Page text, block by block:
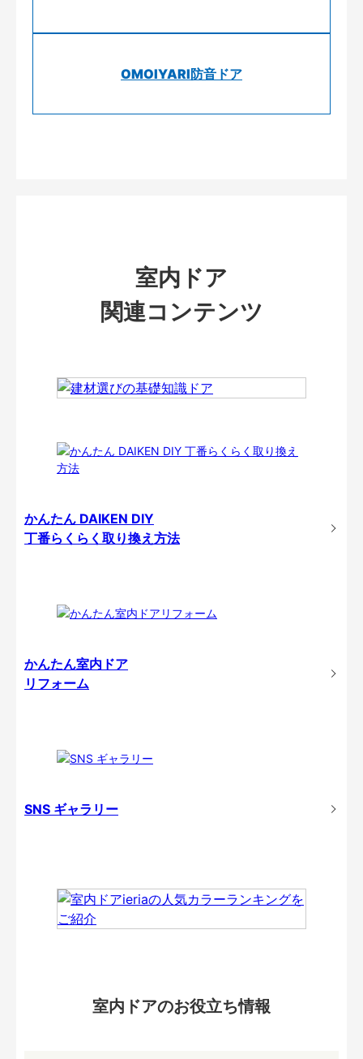
OMOIYARI防音ドア
室内ドア
関連コンテンツ
かんたん DAIKEN DIY
丁番らくらく取り換え方法
かんたん室内ドア
リフォーム
SNS ギャラリー
室内ドアのお役立ち情報